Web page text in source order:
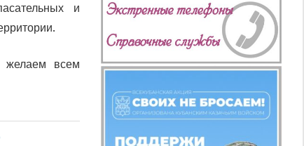
и
желаем всем